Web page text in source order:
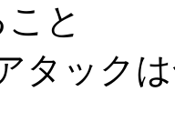
と
タック